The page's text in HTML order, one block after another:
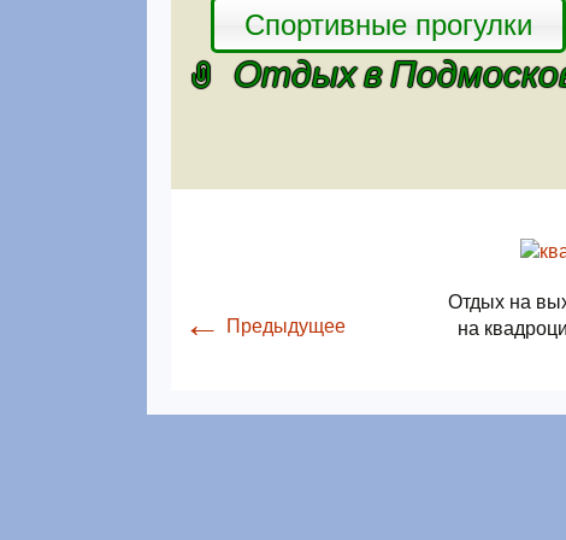
Спортивные прогулки
Отдых в
← Предыдущее
Отдых на
на